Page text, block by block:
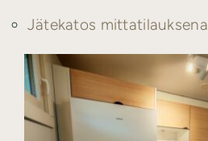
Jätekatos mittatilauksena